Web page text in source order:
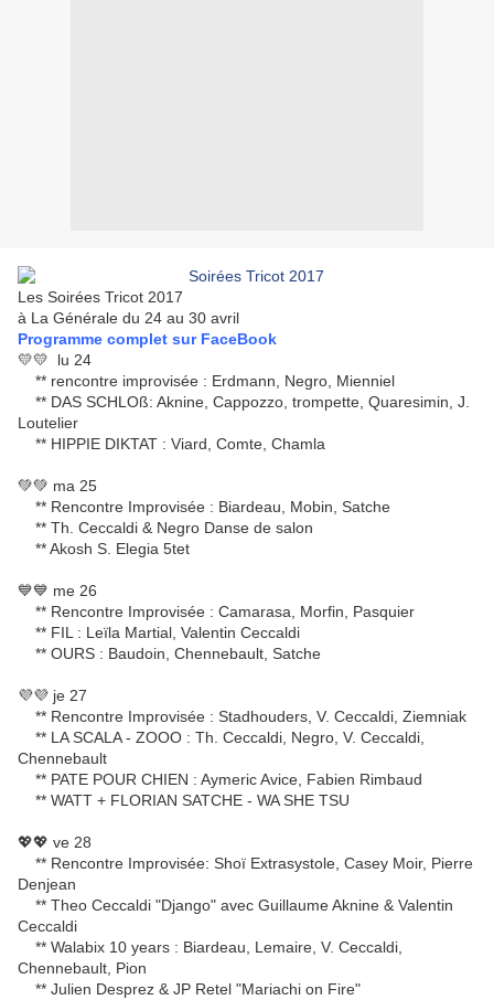
Les Soirées Tricot 2017
à La Générale du 24 au 30 avril
Programme complet sur FaceBook
💛💛 lu 24
** rencontre improvisée : Erdmann, Negro, Mienniel
** DAS SCHLOß: Aknine, Cappozzo, trompette, Quaresimin, J.
Loutelier
** HIPPIE DIKTAT : Viard, Comte, Chamla
💚💚 ma 25
** Rencontre Improvisée : Biardeau, Mobin, Satche
** Th. Ceccaldi & Negro Danse de salon
** Akosh S. Elegia 5tet
💙💙 me 26
** Rencontre Improvisée : Camarasa, Morfin, Pasquier
** FIL : Leïla Martial, Valentin Ceccaldi
** OURS : Baudoin, Chennebault, Satche
💜💜 je 27
** Rencontre Improvisée : Stadhouders, V. Ceccaldi, Ziemniak
** LA SCALA - ZOOO : Th. Ceccaldi, Negro, V. Ceccaldi,
Chennebault
** PATE POUR CHIEN : Aymeric Avice, Fabien Rimbaud
** WATT + FLORIAN SATCHE - WA SHE TSU
💖💖 ve 28
** Rencontre Improvisée: Shoï Extrasystole, Casey Moir, Pierre
Denjean
** Theo Ceccaldi "Django" avec Guillaume Aknine & Valentin
Ceccaldi
** Walabix 10 years : Biardeau, Lemaire, V. Ceccaldi,
Chennebault, Pion
** Julien Desprez & JP Retel "Mariachi on Fire"